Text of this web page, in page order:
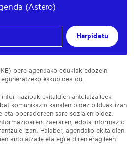
(Astero)
Harpidetu
bere agendako edukiak edozein
eskubidea du.
ekitaldien antolatzaileek
komunikazio kanalen bidez bilduak izan
eta operadoreen sare sozialen bidez.
izaeraren, edota informazio
izan. Halaber, agendako ekitaldien
antolatzaile eta egile diren eragileen